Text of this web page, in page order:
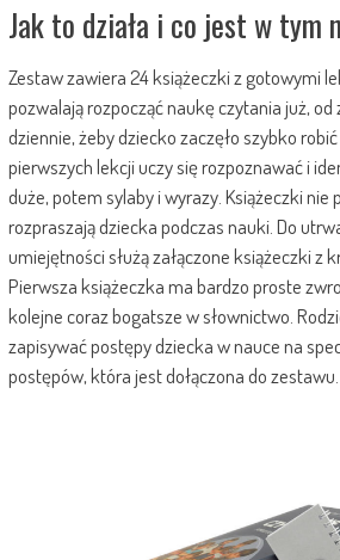
Jak to działa i co jest w tym
Zestaw zawiera 24 książeczki z gotowymi
pozwalają rozpocząć naukę czytania już,
dziennie, żeby dziecko zaczęło szybko
pierwszych lekcji uczy się rozpoznawać i
duże, potem sylaby i wyrazy. Książeczki nie
rozpraszają dziecka podczas nauki. Do
umiejętności służą załączone książeczki z
Pierwsza książeczka ma bardzo proste
kolejne coraz bogatsze w słownictwo.
zapisywać postępy dziecka w nauce na
postępów, która jest dołączona do zestawu.